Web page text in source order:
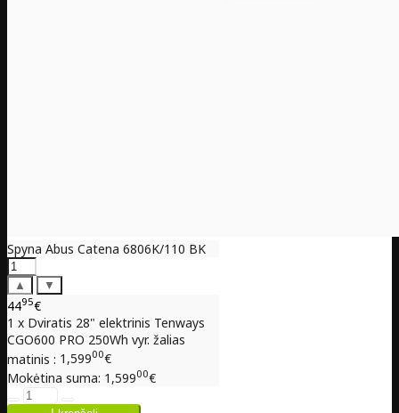
Spyna Abus Catena 6806K/110 BK
▲ ▼
4495€
1 x Dviratis 28" elektrinis Tenways
CGO600 PRO 250Wh vyr. žalias
matinis : 1,59900€
Mokėtina suma: 1,59900€